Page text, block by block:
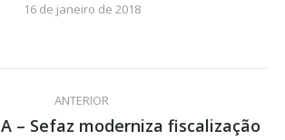
16 de janeiro de 2018
ANTERIOR
– Sefaz moderniza fiscalização